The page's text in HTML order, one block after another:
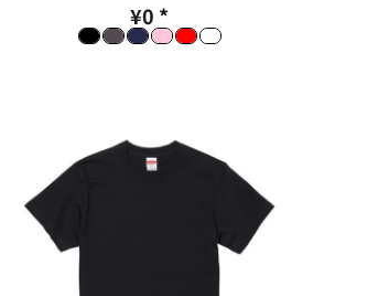
¥0 *